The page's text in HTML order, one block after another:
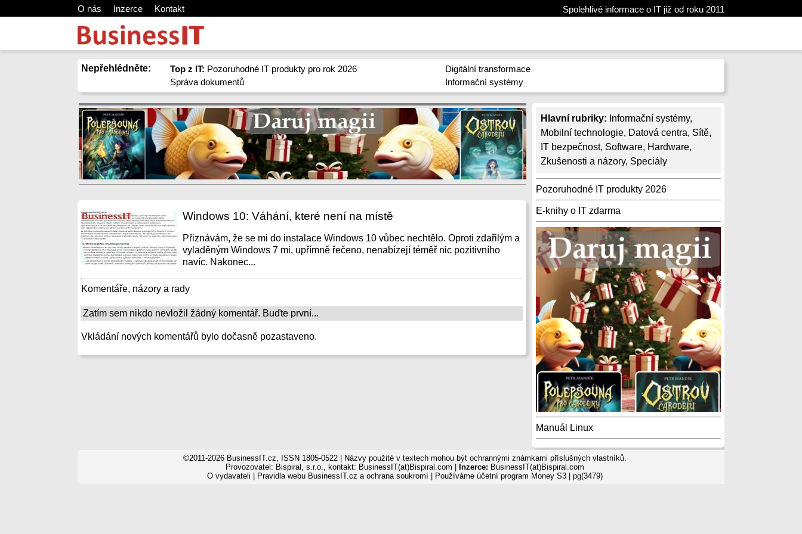
O nás Inzerce Kontakt Spolehlivé informace o IT již od roku 2011
Nepřehlédněte: Top z IT: Pozoruhodné IT produkty pro rok 2026
Správa dokumentů
Digitální transformace
Informační systémy
Hlavní rubriky: Informační systémy,
Mobilní technologie, Datová centra, Sítě,
IT bezpečnost, Software, Hardware,
Zkušenosti a názory, Speciály
Pozoruhodné IT produkty 2026
E-knihy o IT zdarma
Manuál Linux
Windows 10: Váhání, které není na místě
Přiznávám, že se mi do instalace Windows 10 vůbec nechtělo. Oproti zdařilým a
vyladěným Windows 7 mi, upřímně řečeno, nenabízejí téměř nic pozitivního
navíc. Nakonec...
Komentáře, názory a rady
Zatím sem nikdo nevložil žádný komentář. Buďte první...
Vkládání nových komentářů bylo dočasně pozastaveno.
©2011-2026 BusinessIT.cz, ISSN 1805-0522 | Názvy použité v textech mohou být ochrannými známkami příslušných vlastníků.
Provozovatel: Bispiral, s.r.o., kontakt: BusinessIT(at)Bispiral.com |
Inzerce: BusinessIT(at)Bispiral.com
O vydavateli
Pravidla webu BusinessIT.cz a ochrana soukromí| Používáme účetní program Money S3| pg(3479)